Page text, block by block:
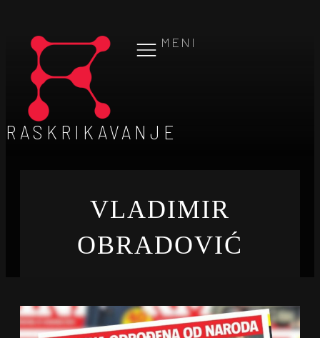
MENI
RASKRIKAVANJE
VLADIMIR
OBRADOVIĆ